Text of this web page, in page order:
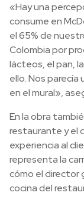
«Hay una
consume en
el 65% de
Colombia por
lácteos, el pan,
ello. Nos
en el mural»,
En la obra
restaurante y el
experiencia al
representa la
cómo el director
cocina del